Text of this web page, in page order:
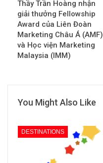
Thầy Trần Hoàng nhận
giải thưởng Fellowship
Award của Liên Đoàn
Marketing Châu Á (AMF)
và Học viện Marketing
Malaysia (IMM)
You Might Also Like
DESTINATIONS